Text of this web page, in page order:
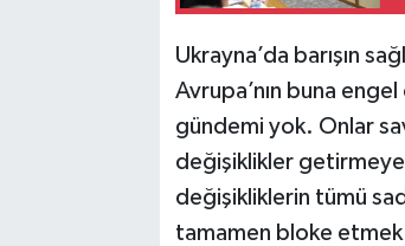
Ukrayna’da barışın
Avrupa’nın buna
gündemi yok. Onlar
değişiklikler getirmeye
değişikliklerin tümü
tamamen bloke